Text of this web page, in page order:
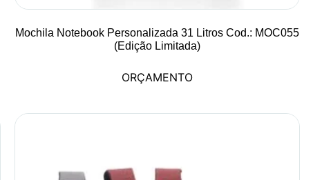
Mochila Notebook Personalizada 31 Litros Cod.: MOC055
(Edição Limitada)
ORÇAMENTO